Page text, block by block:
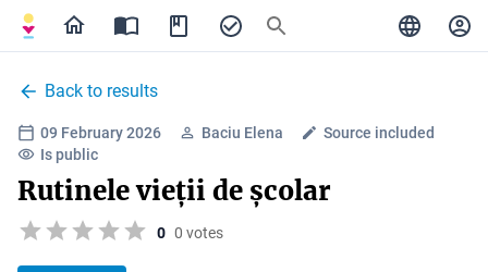
Back to results
09 February 2026 Baciu Elena
Source included
Is public
Rutinele vieții de școlar
0 0 votes